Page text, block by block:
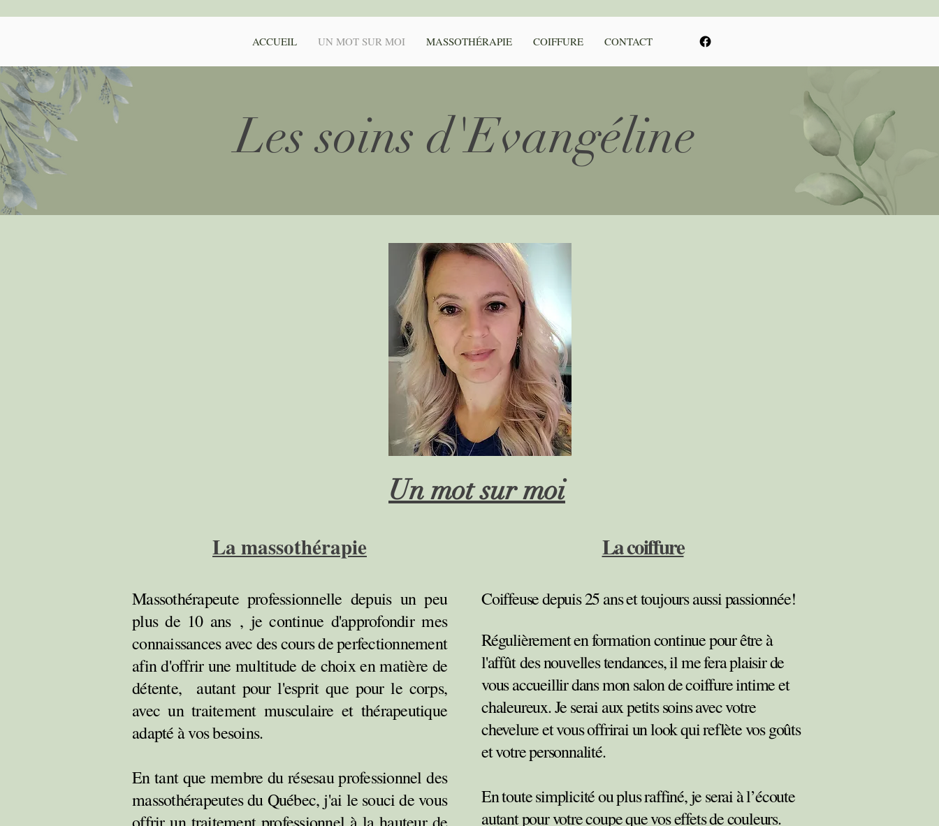
ACCUEIL UN MOT SUR MOI MASSOTHÉRAPIE COIFFURE CONTACT
Les soins d'Evangéline
Un mot sur moi
La coiffure
Coiffeuse depuis 25 ans et toujours aussi passionnée!
Régulièrement en formation continue pour être à
l'affûtdes nouvelles tendances, il me fera plaisir de
vous accueillir dans mon salon de coiffure intime et
chaleureux. Je serai aux petits soins avec votre
chevelure et vous offrirai un look qui reflète vos goûts
et votre personnalité.
En toute simplicité ou plus raffiné, je serai à l’écoute
autant pour votre coupe que vos effets de couleurs.
La massothérapie
Massothérapeute professionnelle depuis un peu
plus de 10 ans , je continue d'approfondir mes
connaissances avec des cours de perfectionnement
afin d'offrir une multitude de choix en matière de
détente, autant pour l'esprit que pour le corps,
avec un traitement musculaire et thérapeutique
adapté à vos besoins.
En tant que membre du résesau professionnel des
massothérapeutes du Québec, j'ai le souci de vous